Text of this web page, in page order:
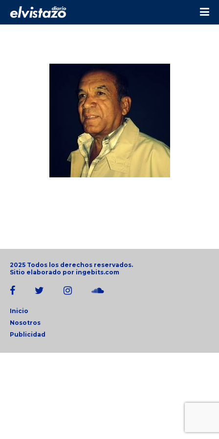
2025 Todos los derechos reservados.
Sitio elaborado por ingebits.com
Inicio
Nosotros
Publicidad